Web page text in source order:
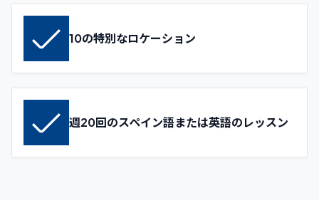
10の特別なロケーション
週20回のスペイン語または英語のレッスン